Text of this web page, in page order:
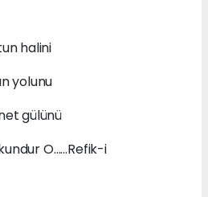
halini
yolunu
gülünü
O……Refik-i